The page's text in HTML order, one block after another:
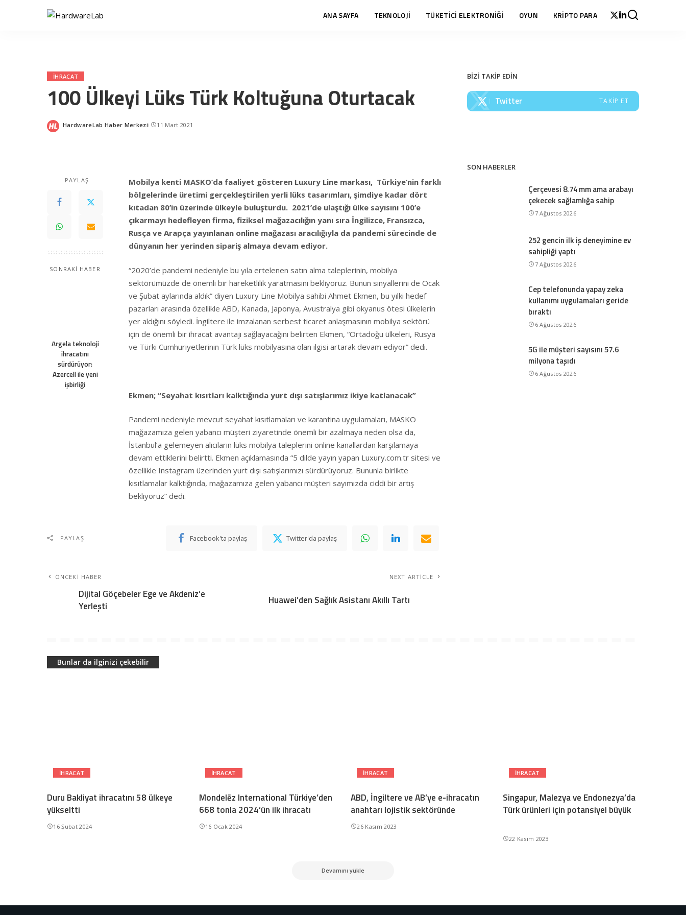
ANA SAYFA TEKNOLOJİ TÜKETİCİ ELEKTRONİĞİ OYUN KRİPTO PARA
IHRACAT
100 Ülkeyi Lüks Türk Koltuğuna Oturtacak
Posted
HardwareLab Haber Merkezi 11 Mart 2021
PAYLAŞ
SONRAKİ HABER
Argela teknoloji
ihracatını
sürdürüyor:
Azercell ile yeni
işbirliği
Mobilya kenti MASKO’da faaliyet gösteren Luxury Line markası, Türkiye’nin farklı
bölgelerinde üretimi gerçekleştirilen yerli lüks tasarımları, şimdiye kadar dört
kıtadan 80’in üzerinde ülkeyle buluşturdu. 2021’de ulaştığı ülke sayısını 100’e
çıkarmayı hedefleyen firma, fiziksel mağazacılığın yanı sıra İngilizce, Fransızca,
Rusça ve Arapça yayınlanan online mağazası aracılığıyla da pandemi sürecinde de
dünyanın her yerinden sipariş almaya devam ediyor.
“2020’de pandemi nedeniyle bu yıla ertelenen satın alma taleplerinin, mobilya
sektörümüzde de önemli bir hareketlilik yaratmasını bekliyoruz. Bunun sinyallerini de Ocak
ve Şubat aylarında aldık” diyen Luxury Line Mobilya sahibi Ahmet Ekmen, bu yılki hedef
pazarları arasında özellikle ABD, Kanada, Japonya, Avustralya gibi okyanus ötesi ülkelerin
yer aldığını söyledi. İngiltere ile imzalanan serbest ticaret anlaşmasının mobilya sektörü
için de önemli bir ihracat avantajı sağlayacağını belirten Ekmen, “Ortadoğu ülkeleri, Rusya
ve Türki Cumhuriyetlerinin Türk lüks mobilyasına olan ilgisi artarak devam ediyor” dedi.
Ekmen; “Seyahat kısıtları kalktığında yurt dışı satışlarımız ikiye katlanacak”
Pandemi nedeniyle mevcut seyahat kısıtlamaları ve karantina uygulamaları, MASKO
mağazamıza gelen yabancı müşteri ziyaretinde önemli bir azalmaya neden olsa da,
İstanbul’a gelemeyen alıcıların lüks mobilya taleplerini online kanallardan karşılamaya
devam ettiklerini belirtti. Ekmen açıklamasında “5 dilde yayın yapan Luxury.com.tr sitesi ve
özellikle Instagram üzerinden yurt dışı satışlarımızı sürdürüyoruz. Bununla birlikte
kısıtlamalar kalktığında, mağazamıza gelen yabancı müşteri sayımızda ciddi bir artış
bekliyoruz” dedi.
PAYLAŞ Facebook'ta paylaş Twitter'da paylaş
ÖNCEKI HABER
Dijital Göçebeler Ege ve Akdeniz’e
Yerleşti
NEXT ARTICLE
Huawei’den Sağlık Asistanı Akıllı Tartı
BİZİ TAKİP EDİN
Twitter TAKIP ET
SON HABERLER
Çerçevesi 8.74 mm ama arabayı
çekecek sağlamlığa sahip
7 Ağustos 2026
252 gencin ilk iş deneyimine ev
sahipliği yaptı
7 Ağustos 2026
Cep telefonunda yapay zeka
kullanımı uygulamaları geride
bıraktı
6 Ağustos 2026
5G ile müşteri sayısını 57.6
milyona taşıdı
6 Ağustos 2026
Bunlar da ilginizi çekebilir
IHRACAT
Duru Bakliyat ihracatını 58 ülkeye
yükseltti
16 Şubat 2024
IHRACAT
Mondelēz International Türkiye’den
668 tonla 2024’ün ilk ihracatı
16 Ocak 2024
IHRACAT
ABD, İngiltere ve AB’ye e-ihracatın
anahtarı lojistik sektöründe
26 Kasım 2023
IHRACAT
Singapur, Malezya ve Endonezya’da
Türk ürünleri için potansiyel büyük
22 Kasım 2023
Devamını yükle